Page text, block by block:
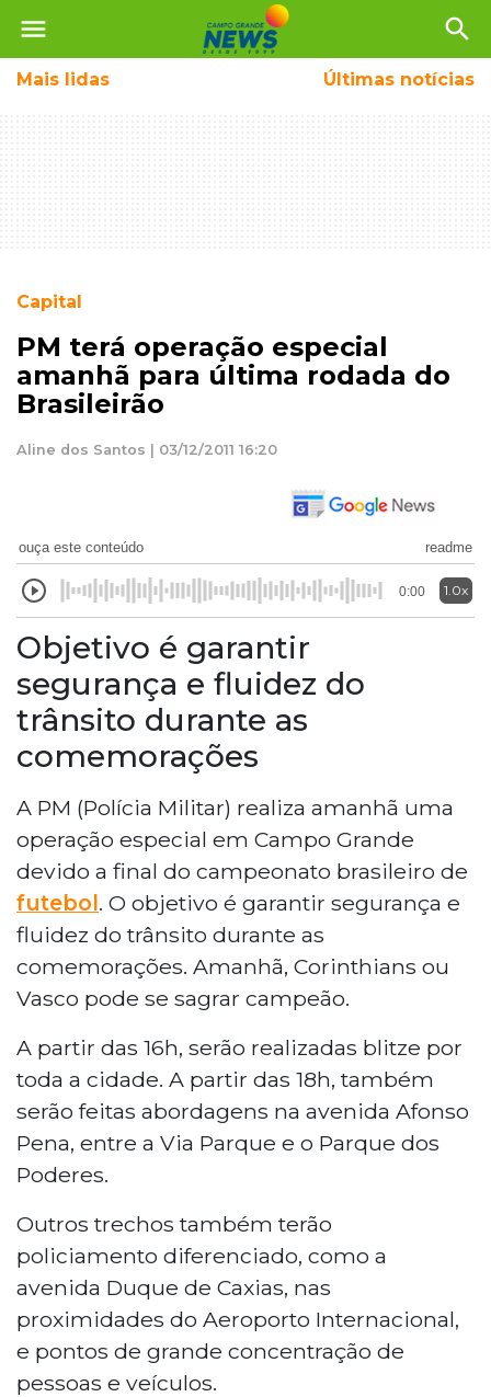
menu search
Mais lidas Últimas notícias
Capital
PM terá operação especial
amanhã para última rodada do
Brasileirão
Aline dos Santos | 03/12/2011 16:20
ouça este conteúdo readme
0:00 1.0x
Objetivo é garantir
segurança e fluidez do
trânsito durante as
comemorações
A PM (Polícia Militar) realiza amanhã uma
operação especial em Campo Grande
devido a final do campeonato brasileiro de
futebol. O objetivo é garantir segurança e
fluidez do trânsito durante as
comemorações. Amanhã, Corinthians ou
Vasco pode se sagrar campeão.
A partir das 16h, serão realizadas blitze por
toda a cidade. A partir das 18h, também
serão feitas abordagens na avenida Afonso
Pena, entre a Via Parque e o Parque dos
Poderes.
Outros trechos também terão
policiamento diferenciado, como a
avenida Duque de Caxias, nas
proximidades do Aeroporto Internacional,
e pontos de grande concentração de
pessoas e veículos.